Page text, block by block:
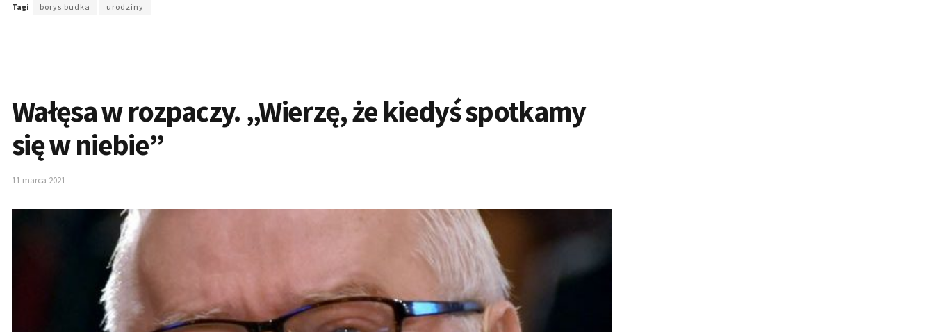
Tagi borys budka urodziny
Wałęsa w rozpaczy. „Wierzę, że kiedyś spotkamy
się w niebie”
11 marca 2021